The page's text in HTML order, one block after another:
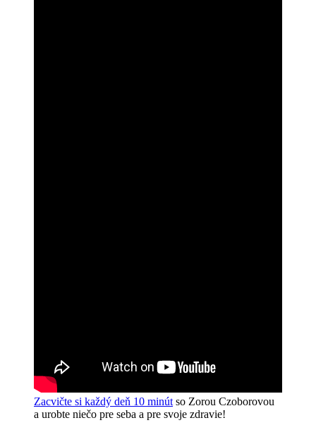
Zacvičte si každý deň 10 minút so Zorou Czoborovou
a urobte niečo pre seba a pre svoje zdravie!